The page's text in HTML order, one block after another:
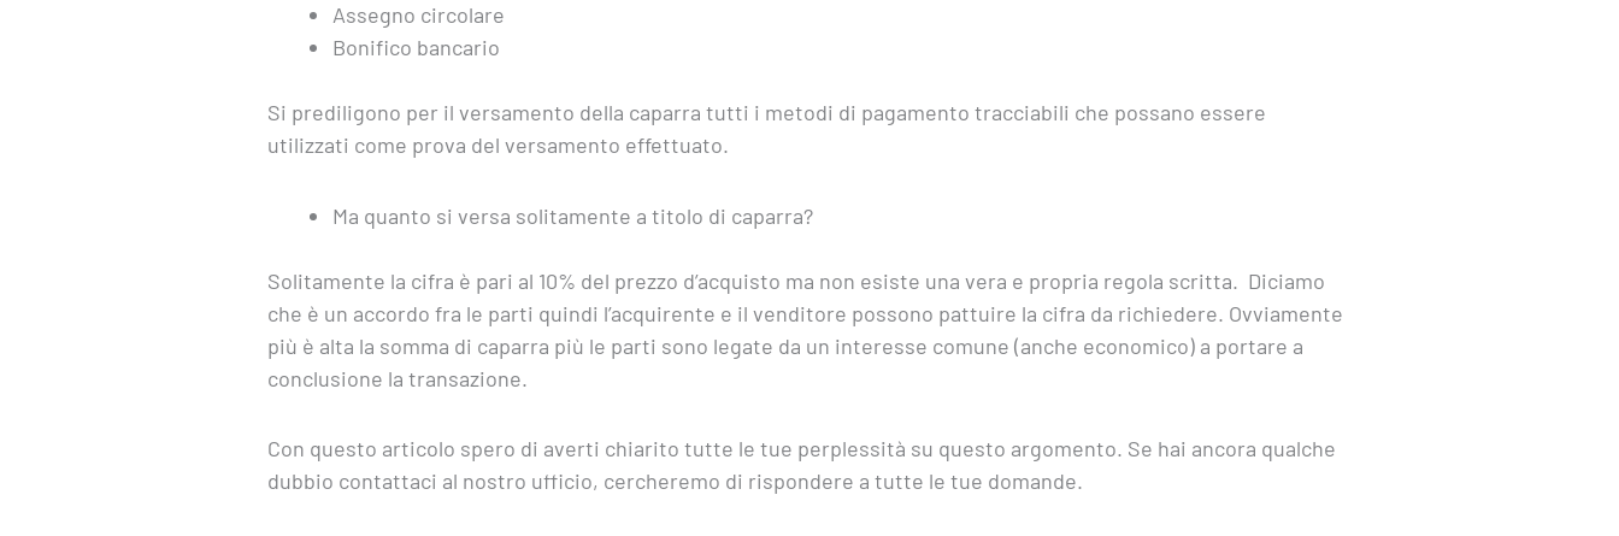
Assegno circolare
Bonifico bancario
Si prediligono per il versamento della caparra tutti i metodi di pagamento tracciabili che possano essere
utilizzati come prova del versamento effettuato.
Ma quanto si versa solitamente a titolo di caparra?
Solitamente la cifra è pari al 10% del prezzo d’acquisto ma non esiste una vera e propria regola scritta. Diciamo
che è un accordo fra le parti quindi l’acquirente e il venditore possono pattuire la cifra da richiedere. Ovviamente
più è alta la somma di caparra più le parti sono legate da un interesse comune (anche economico) a portare a
conclusione la transazione.
Con questo articolo spero di averti chiarito tutte le tue perplessità su questo argomento. Se hai ancora qualche
dubbio contattaci al nostro ufficio, cercheremo di rispondere a tutte le tue domande.